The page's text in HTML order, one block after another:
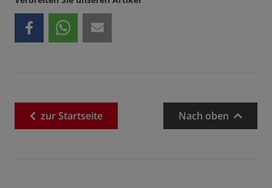
zurStartseite Nach oben